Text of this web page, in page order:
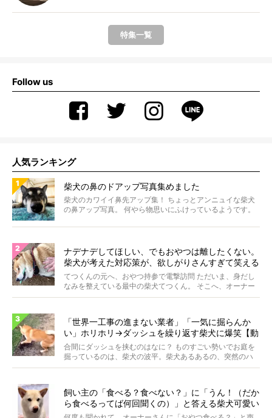
特集一覧
Follow us
人気ランキング
柴犬の鼻のドアップ写真集めました
柴犬のカワイイ鼻先アップ集！ ちょっとアンニュイな柴犬
の鼻アップ写真。 何やら物思いにふけっているようです。
ナデナデしてほしい、でもおやつは離したくない。
柴犬が考えた対応策が、欲しがりさんすぎて笑える
【動画】
てつくんの元へ、おやつ持参で電撃訪問 ただいま、身だし
なみを整えている最中の柴犬てつくん。 そこへ、オーナー
さ...
「世界一工事の進まない業者」「一気に掘らんか
い」ホリホリ→ダッシュを繰り返す柴犬に爆笑【動
画】
合間にダッシュを挟むのはなに？ ものすごい勢いでお庭を
掘っているのは、柴犬の波平。柴犬あるあるの、突然のハ
イテ...
飼い主の「食べる？食べない？」に「うん！（だか
ら食べるってば何回聞くの）」と答える柴犬可愛い
【動画】